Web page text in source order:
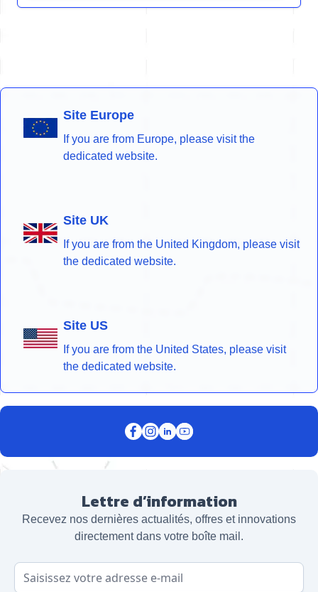
Site Europe
If you are from Europe, please visit the
dedicated website.
Site UK
If you are from the United Kingdom, please visit
the dedicated website.
Site US
If you are from the United States, please visit
the dedicated website.
Lettre d’information
Recevez nos dernières actualités, offres et innovations
directement dans votre boîte mail.